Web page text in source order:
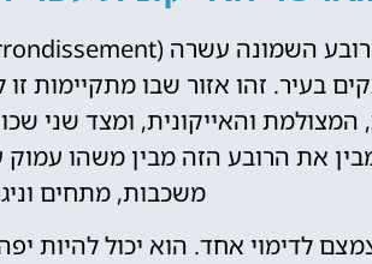
בעיר. זהו אזור שבו מתקיימות
והאייקונית, ומצד שני
את הרובע הזה מבין משהו עמוק
משכבות, מתחים
לדימוי אחד. הוא יכול להיות